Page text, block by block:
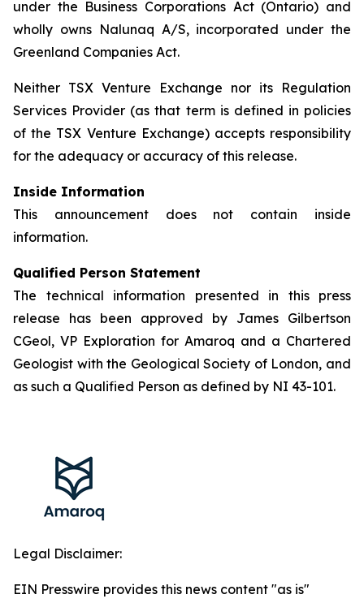
under the Business Corporations Act (Ontario) and
wholly owns Nalunaq A/S, incorporated under the
Greenland Companies Act.
Neither TSX Venture Exchange nor its Regulation
Services Provider (as that term is defined in policies
of the TSX Venture Exchange) accepts responsibility
for the adequacy or accuracy of this release.
Inside Information
This announcement does not contain inside
information.
Qualified Person Statement
The technical information presented in this press
release has been approved by James Gilbertson
CGeol, VP Exploration for Amaroq and a Chartered
Geologist with the Geological Society of London, and
as such a Qualified Person as defined by NI 43-101.
Legal Disclaimer:
EIN Presswire provides this news content "as is"